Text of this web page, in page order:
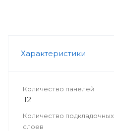
Характеристики
Количество панелей
12
Количество подкладочных
слоев